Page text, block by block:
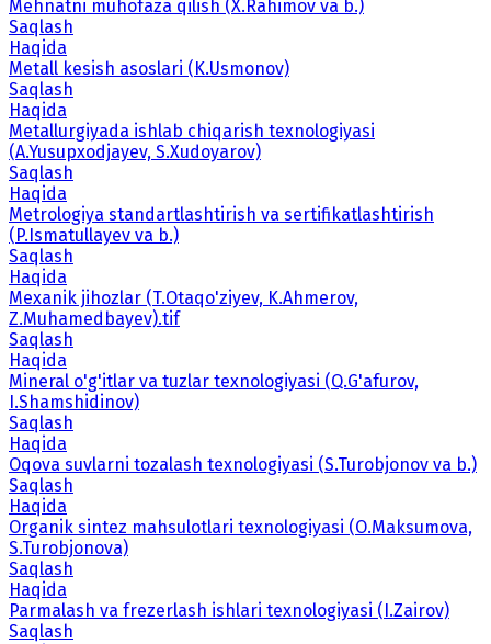
Mehnatni muhofaza qilish (X.Rahimov va b.)
Saqlash
Haqida
Metall kesish asoslari (K.Usmonov)
Saqlash
Haqida
Metallurgiyada ishlab chiqarish texnologiyasi
(A.Yusupxodjayev, S.Xudoyarov)
Saqlash
Haqida
Metrologiya standartlashtirish va sertifikatlashtirish
(P.Ismatullayev va b.)
Saqlash
Haqida
Mexanik jihozlar (T.Otaqo'ziyev, K.Ahmerov,
Z.Muhamedbayev).tif
Saqlash
Haqida
Mineral o'g'itlar va tuzlar texnologiyasi (Q.G'afurov,
I.Shamshidinov)
Saqlash
Haqida
Oqova suvlarni tozalash texnologiyasi (S.Turobjonov va b.)
Saqlash
Haqida
Organik sintez mahsulotlari texnologiyasi (O.Maksumova,
S.Turobjonova)
Saqlash
Haqida
Parmalash va frezerlash ishlari texnologiyasi (I.Zairov)
Saqlash